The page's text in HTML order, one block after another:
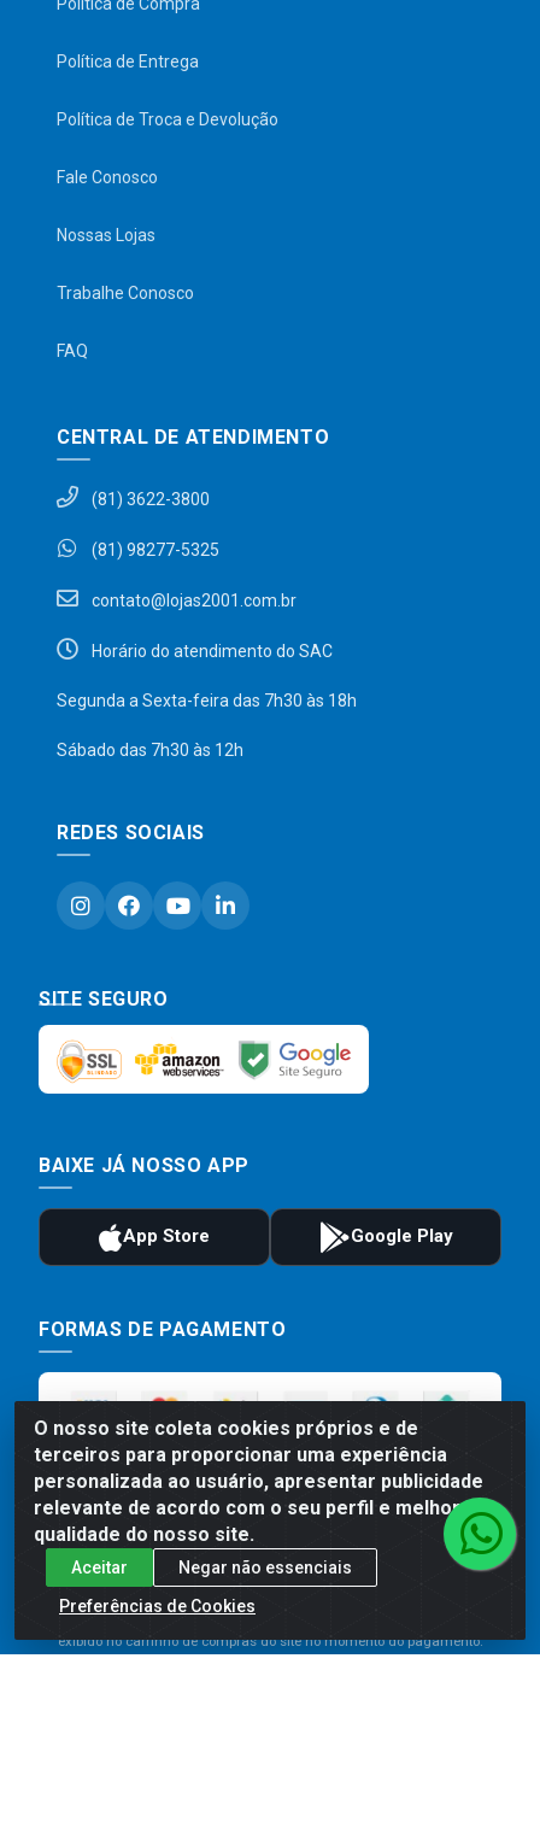
O nosso site coleta cookies próprios e de
terceiros para proporcionar uma experiência
personalizada ao usuário, apresentar publicidade
relevante de acordo com o seu perfil e melhorar a
qualidade do nosso site.
Aceitar
Negar não essenciais
Preferências de Cookies
Política de Entrega
Política de Troca e Devolução
Fale Conosco
Nossas Lojas
Trabalhe Conosco
FAQ
CENTRAL DE ATENDIMENTO
(81) 3622-3800
(81) 98277-5325
contato@lojas2001.com.br
Horário do atendimento do SAC
Segunda a Sexta-feira das 7h30 às 18h
Sábado das 7h30 às 12h
REDES SOCIAIS
SITE SEGURO
BAIXE JÁ NOSSO APP
FORMAS DE PAGAMENTO
Preços, promoções, condições de pagamento e frete são válidos
para compras realizadas exclusivamente pelo site. Caso haja
divergência de preço de um produto, será válido o preço que for
exibido no carrinho de compras do site no momento do pagamento.